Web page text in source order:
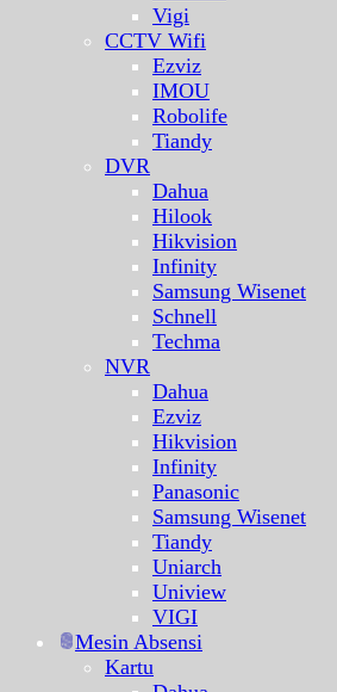
Vigi
CCTV Wifi
Ezviz
IMOU
Robolife
Tiandy
DVR
Dahua
Hilook
Hikvision
Infinity
Samsung Wisenet
Schnell
Techma
NVR
Dahua
Ezviz
Hikvision
Infinity
Panasonic
Samsung Wisenet
Tiandy
Uniarch
Uniview
VIGI
Mesin Absensi
Kartu